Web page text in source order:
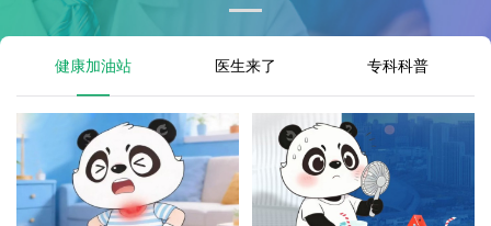
健康加油站 医生来了 专科科普